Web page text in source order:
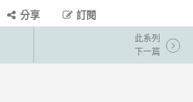
分享 訂閱
此系列
下一篇